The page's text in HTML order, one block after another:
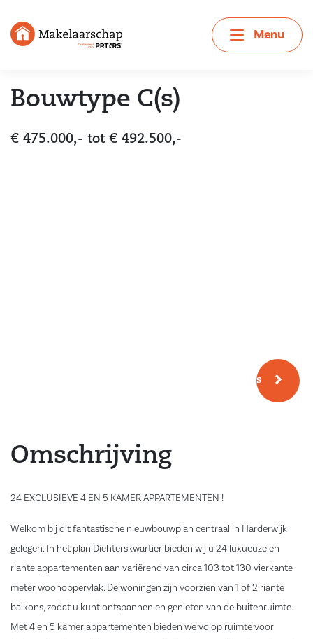
Menu
Bouwtype C(s)
€ 475.000,- tot € 492.500,-
Meer fotos
Omschrijving
24 EXCLUSIEVE 4 EN 5 KAMER APPARTEMENTEN !
Welkom bij dit fantastische nieuwbouwplan centraal in Harderwijk
gelegen. In het plan Dichterskwartier bieden wij u 24 luxueuze en
riante appartementen aan variërend van circa 103 tot 130 vierkante
meter woonoppervlak. De woningen zijn voorzien van 1 of 2 riante
balkons, zodat u kunt ontspannen en genieten van de buitenruimte.
Met 4 en 5 kamer appartementen bieden we volop ruimte voor